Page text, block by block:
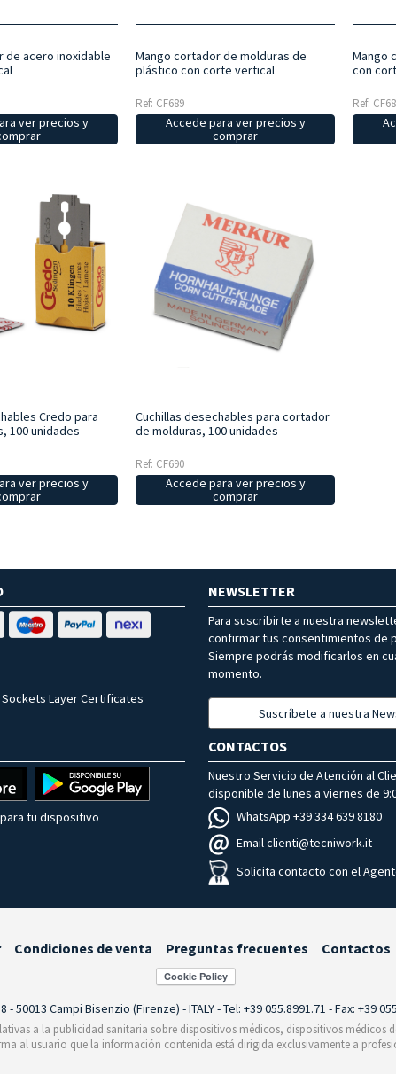
de acero inoxidable
ver precios y
Mango cortador de molduras de
plástico con corte vertical
Ref: CF689
Accede para ver precios y
comprar
Mango
con
Ref:
Credo para
100 unidades
ver precios y
Cuchillas desechables para cortador
de molduras, 100 unidades
Ref: CF690
Accede para ver precios y
comprar
Layer Certificates
NEWSLETTER
Para suscribirte a nuestra
confirmar tus consentimientos de
Siempre podrás modificarlos en
momento.
Suscríbete a nuestra
tu dispositivo
CONTACTOS
Nuestro Servicio de Atención al
disponible de lunes a viernes de
WhatsApp +39 334 639 8180
Email clienti@tecniwork.it
Solicita contacto con el
Condiciones de venta Preguntas frecuentes Contactos
- 50013 Campi Bisenzio (Firenze) - ITALY - Tel: +39 055.8991.71 - Fax: +39
a la publicidad sanitaria sobre dispositivos médicos, dispositivos
al usuario que la información contenida está dirigida exclusivamente a